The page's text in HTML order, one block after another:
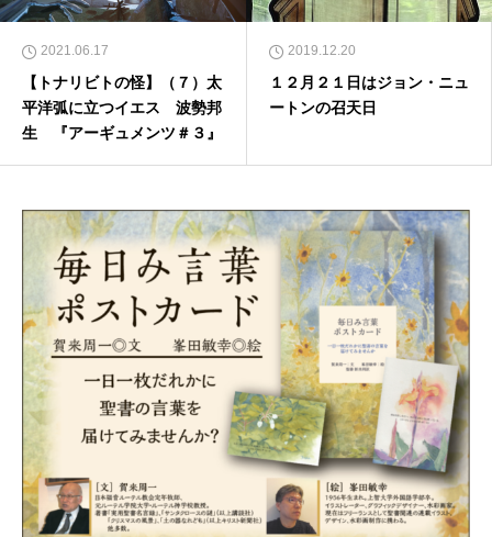
2021.06.17
【トナリビトの怪】（７）太
平洋弧に立つイエス 波勢邦
生 『アーギュメンツ＃３』
2019.12.20
１２月２１日はジョン・ニュ
ートンの召天日